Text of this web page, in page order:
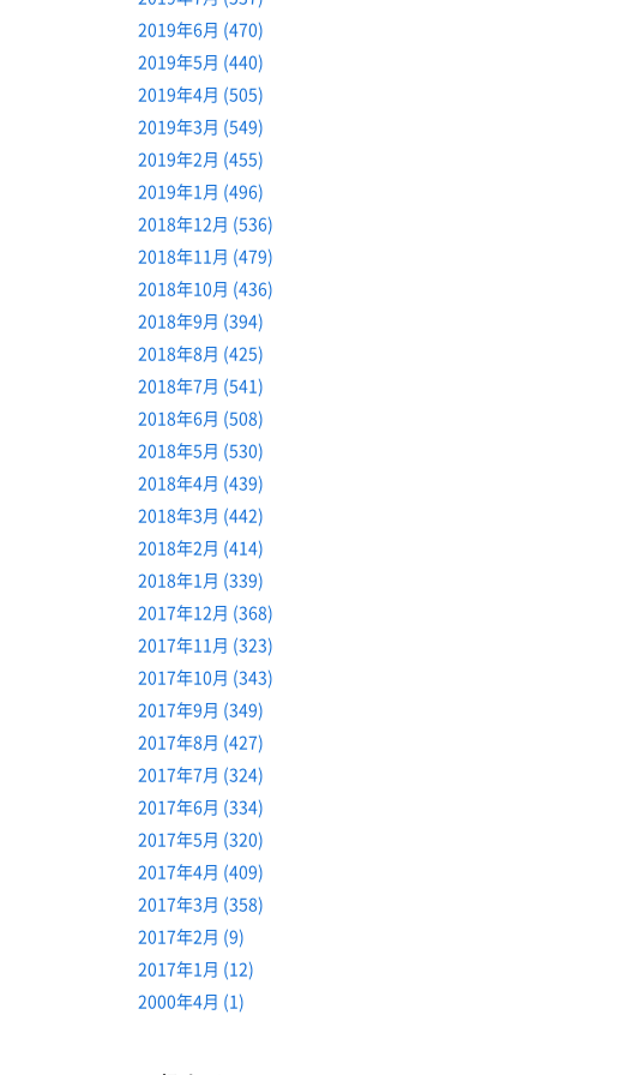
2019年6月 (470)
2019年5月 (440)
2019年4月 (505)
2019年3月 (549)
2019年2月 (455)
2019年1月 (496)
2018年12月 (536)
2018年11月 (479)
2018年10月 (436)
2018年9月 (394)
2018年8月 (425)
2018年7月 (541)
2018年6月 (508)
2018年5月 (530)
2018年4月 (439)
2018年3月 (442)
2018年2月 (414)
2018年1月 (339)
2017年12月 (368)
2017年11月 (323)
2017年10月 (343)
2017年9月 (349)
2017年8月 (427)
2017年7月 (324)
2017年6月 (334)
2017年5月 (320)
2017年4月 (409)
2017年3月 (358)
2017年2月 (9)
2017年1月 (12)
2000年4月 (1)